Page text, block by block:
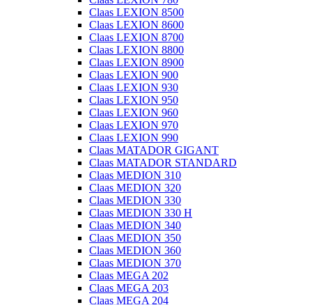
Claas LEXION 8500
Claas LEXION 8600
Claas LEXION 8700
Claas LEXION 8800
Claas LEXION 8900
Claas LEXION 900
Claas LEXION 930
Claas LEXION 950
Claas LEXION 960
Claas LEXION 970
Claas LEXION 990
Claas MATADOR GIGANT
Claas MATADOR STANDARD
Claas MEDION 310
Claas MEDION 320
Claas MEDION 330
Claas MEDION 330 H
Claas MEDION 340
Claas MEDION 350
Claas MEDION 360
Claas MEDION 370
Claas MEGA 202
Claas MEGA 203
Claas MEGA 204